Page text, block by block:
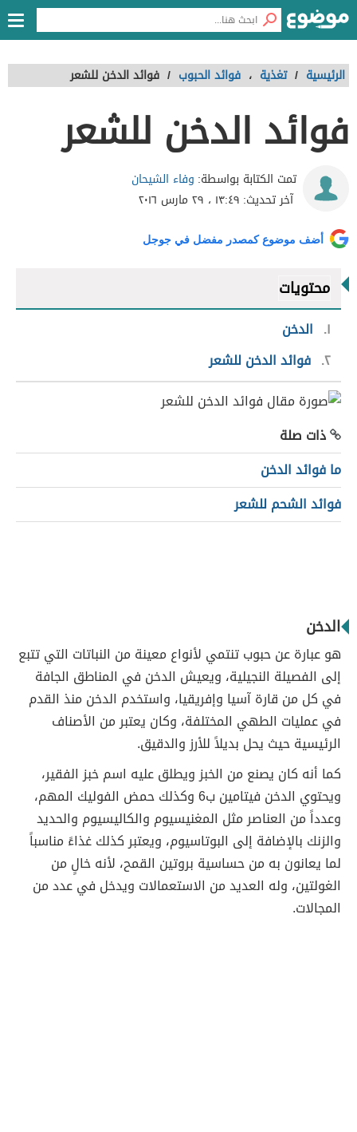
الرئيسية / تغذية ، فوائد الحبوب / فوائد الدخن للشعر
فوائد الدخن للشعر
تمت الكتابة بواسطة: وفاء الشيحان
آخر تحديث: ١٣:٤٩ ، ٢٩ مارس ٢٠١٦
أضف موضوع كمصدر مفضل في جوجل
محتويات
١
الدخن
٢ فوائد الدخن للشعر
ذات صلة
ما فوائد الدخن
فوائد الشحم للشعر
الدخن
هو عبارة عن حبوب تنتمي لأنواع معينة من النباتات التي تتبع
إلى الفصيلة النجيلية، ويعيش الدخن في المناطق الجافة
في كل من قارة آسيا وإفريقيا، واستخدم الدخن منذ القدم
في عمليات الطهي المختلفة، وكان يعتبر من الأصناف
الرئيسية حيث يحل بديلاً للأرز والدقيق.
كما أنه كان يصنع من الخبز ويطلق عليه اسم خبز الفقير،
ويحتوي الدخن فيتامين ب6 وكذلك حمض الفوليك المهم،
وعدداً من العناصر مثل المغنيسيوم والكاليسيوم والحديد
والزنك بالإضافة إلى البوتاسيوم، ويعتبر كذلك غذاءً مناسباً
لما يعانون به من حساسية بروتين القمح، لأنه خالٍ من
الغولتين، وله العديد من الاستعمالات ويدخل في عدد من
المجالات.